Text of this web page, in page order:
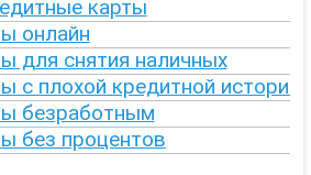
карты
онлайн
для снятия наличных
с плохой кредитной историей
безработным
без процентов